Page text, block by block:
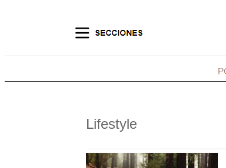
Lifestyle